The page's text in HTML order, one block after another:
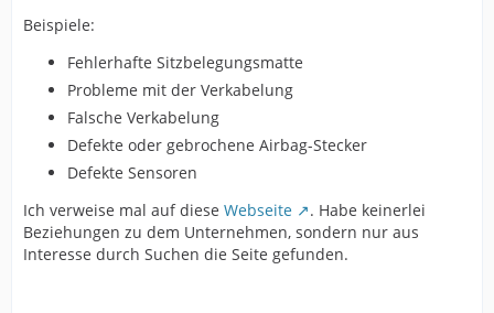
Beispiele:
Fehlerhafte Sitzbelegungsmatte
Probleme mit der Verkabelung
Falsche Verkabelung
Defekte oder gebrochene Airbag-Stecker
Defekte Sensoren
Ich verweise mal auf diese Webseite
. Habe keinerlei
Beziehungen zu dem Unternehmen, sondern nur aus
Interesse durch Suchen die Seite gefunden.